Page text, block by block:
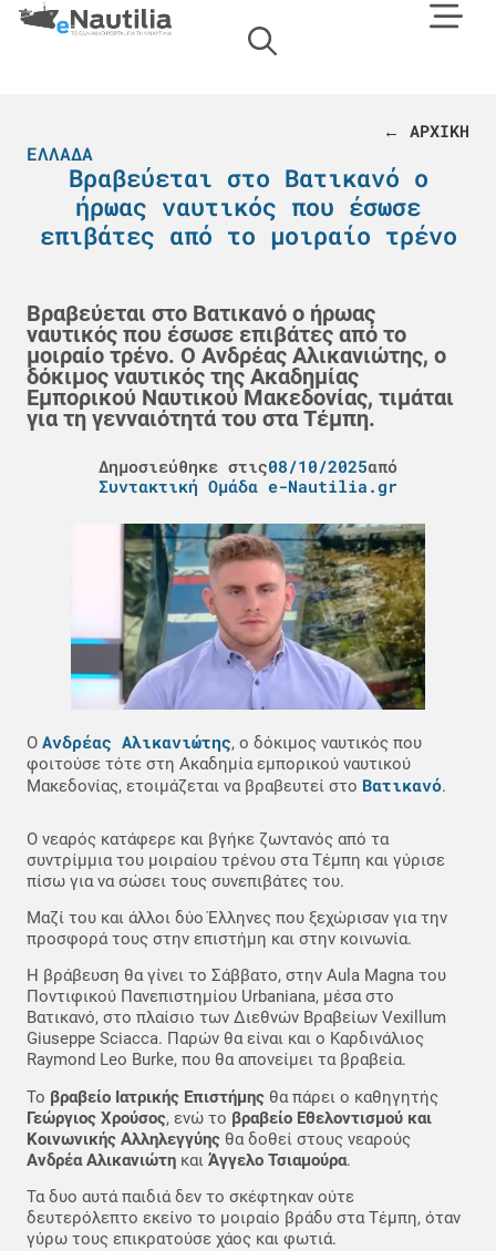
← ΑΡΧΙΚΗ
ΕΛΛΆΔΑ
Βραβεύεται στο Βατικανό ο
ήρωας ναυτικός που έσωσε
επιβάτες από το μοιραίο τρένο
Βραβεύεται στο Βατικανό ο ήρωας
ναυτικός που έσωσε επιβάτες από το
μοιραίο τρένο. Ο Ανδρέας Αλικανιώτης, ο
δόκιμος ναυτικός της Ακαδημίας
Εμπορικού Ναυτικού Μακεδονίας, τιμάται
για τη γενναιότητά του στα Τέμπη.
Δημοσιεύθηκε στις08/10/2025από
Συντακτική Ομάδα e-Nautilia.gr
Ο Ανδρέας Αλικανιώτης, ο δόκιμος ναυτικός που
φοιτούσε τότε στη Ακαδημία εμπορικού ναυτικού
Μακεδονίας, ετοιμάζεται να βραβευτεί στο Βατικανό.
Ο νεαρός κατάφερε και βγήκε ζωντανός από τα
συντρίμμια του μοιραίου τρένου στα Τέμπη και γύρισε
πίσω για να σώσει τους συνεπιβάτες του.
Μαζί του και άλλοι δύο Έλληνες που ξεχώρισαν για την
προσφορά τους στην επιστήμη και στην κοινωνία.
Η βράβευση θα γίνει το Σάββατο, στην Aula Magna του
Ποντιφικού Πανεπιστημίου Urbaniana, μέσα στο
Βατικανό, στο πλαίσιο των Διεθνών Βραβείων Vexillum
Giuseppe Sciacca. Παρών θα είναι και ο Καρδινάλιος
Raymond Leo Burke, που θα απονείμει τα βραβεία.
Το βραβείο Ιατρικής Επιστήμης θα πάρει ο καθηγητής
Γεώργιος Χρούσος, ενώ το βραβείο Εθελοντισμού και
Κοινωνικής Αλληλεγγύης θα δοθεί στους νεαρούς
Ανδρέα Αλικανιώτη και Άγγελο Τσιαμούρα.
Τα δυο αυτά παιδιά δεν το σκέφτηκαν ούτε
δευτερόλεπτο εκείνο το μοιραίο βράδυ στα Τέμπη, όταν
γύρω τους επικρατούσε χάος και φωτιά.